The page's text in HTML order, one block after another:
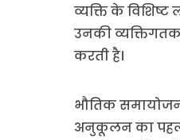
व्यक्ति के
उनकी
करती है।
भौतिक
अनुकूलन का